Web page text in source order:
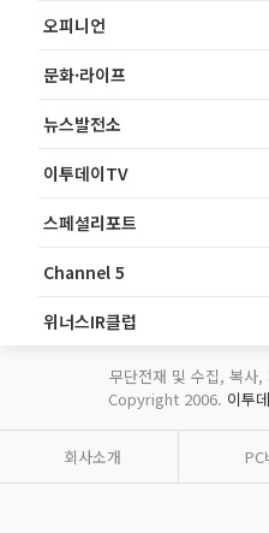
오피니언
문화·라이프
뉴스발전소
이투데이TV
스페셜리포트
Channel 5
위너스IR클럽
무단전재 및 수집, 복사,
Copyright 2006. 이투
회사소개 PC